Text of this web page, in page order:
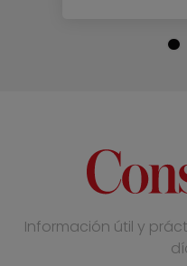
Información útil y